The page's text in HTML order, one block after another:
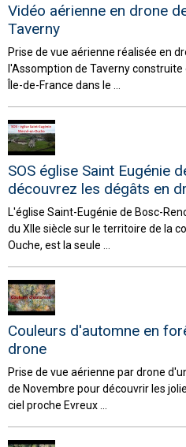
Vidéo aérienne en drone
Taverny
Prise de vue aérienne réalisée en
l'Assomption de Taverny
Île-de-France dans le ...
SOS église Saint Eugénie
découvrez les dégâts en
L'église Saint-Eugénie de Bosc-
du XIIe siècle sur le territoire de la
Ouche, est la seule ...
Couleurs d'automne en
drone
Prise de vue aérienne par drone
de Novembre pour découvrir les
ciel proche Evreux ...